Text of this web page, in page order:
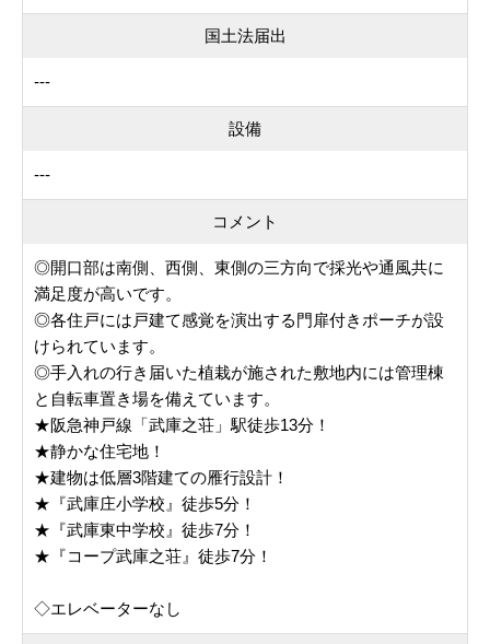
国土法届出
---
設備
---
コメント
◎開口部は南側、西側、東側の三方向で採光や通風共に
満足度が高いです。
◎各住戸には戸建て感覚を演出する門扉付きポーチが設
けられています。
◎手入れの行き届いた植栽が施された敷地内には管理棟
と自転車置き場を備えています。
★阪急神戸線「武庫之荘」駅徒歩13分！
★静かな住宅地！
★建物は低層3階建ての雁行設計！
★『武庫庄小学校』徒歩5分！
★『武庫東中学校』徒歩7分！
★『コープ武庫之荘』徒歩7分！
◇エレベーターなし